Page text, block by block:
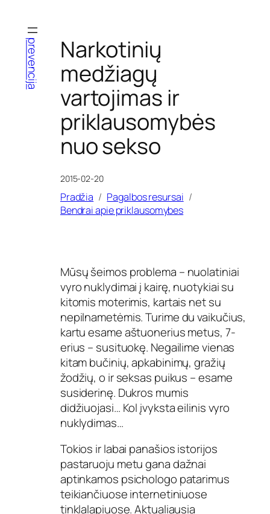
turinio
prevencija
Narkotinių
medžiagų
vartojimas ir
priklausomybės
nuo sekso
2015-02-20
Pradžia
Pagalbos resursai
Bendrai apie priklausomybes
Mūsų šeimos problema – nuolatiniai
vyro nuklydimai į kairę, nuotykiai su
kitomis moterimis, kartais net su
nepilnametėmis. Turime du vaikučius,
kartu esame aštuonerius metus, 7-
erius – susituokę. Negailime vienas
kitam bučinių, apkabinimų, gražių
žodžių, o ir seksas puikus – esame
susiderinę. Dukros mumis
didžiuojasi… Kol įvyksta eilinis vyro
nuklydimas…
Tokios ir labai panašios istorijos
pastaruoju metu gana dažnai
aptinkamos psichologo patarimus
teikiančiuose internetiniuose
tinklalapiuose. Aktualiausia